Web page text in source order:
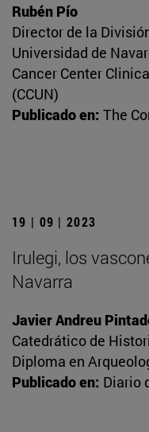
Rubén Pío
Director de la
Universidad de
Cancer Center
(CCUN)
Publicado en: The
19 | 09 | 2023
Irulegi, los
Navarra
Javier Andreu
Catedrático de
Diploma en
Publicado en: Diario